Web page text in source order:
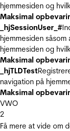
hjemmesiden og
Maksimal
_hjSessionUser_#
hjemmesiden
hjemmesiden og
Maksimal
_hjTLDTest
navigation på
Maksimal
VWO
2
Få mere at vide om